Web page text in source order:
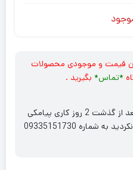
قیمت و موجودی محصولات
*تماس* بگیرید .
:در صورتی که بعد از گذشت 2 روز کاری پیامکی
از سمت (تیپاکس/چاپار) دریافت نکردید به شماره 09335151730